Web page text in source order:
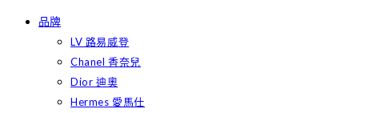
Skip
品牌
LV 路易威登
Chanel 香奈兒
Dior 迪奧
Hermes 愛馬仕